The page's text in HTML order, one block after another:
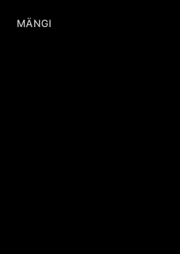
MÄNGI